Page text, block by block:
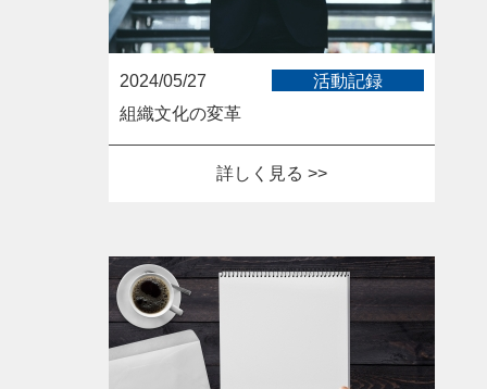
2024/05/27
活動記録
組織文化の変革
詳しく見る >>